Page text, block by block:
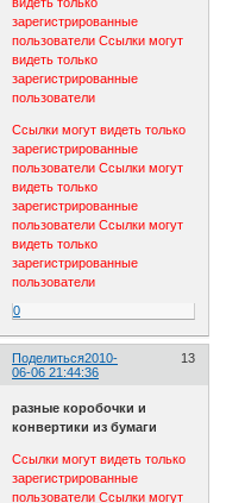
зарегистрированные
пользователи Ссылки могут
видеть только
зарегистрированные
пользователи
Ссылки могут видеть только
зарегистрированные
пользователи Ссылки могут
видеть только
зарегистрированные
пользователи Ссылки могут
видеть только
зарегистрированные
пользователи
0
Поделиться 13
2010-
06-06 21:44:36
разные коробочки и
конвертики из бумаги
Ссылки могут видеть только
зарегистрированные
пользователи Ссылки могут